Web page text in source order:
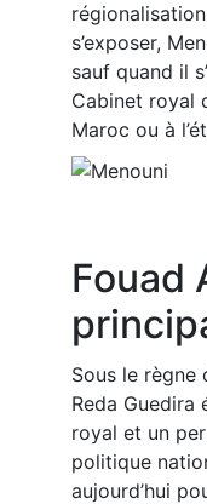
s’exposer,
sauf quand il
Cabinet royal
Maroc ou à
Fouad
Sous le règne
Reda
royal et un
politique
aujourd’hui